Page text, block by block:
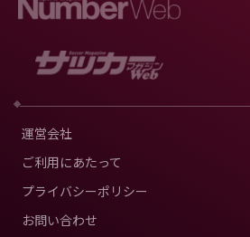
運営会社
ご利用にあたって
プライバシーポリシー
お問い合わせ